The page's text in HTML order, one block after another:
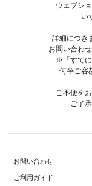
「ウェブシ
い
詳細につき
お問い合わ
※「すでに
何卒ご容
ご不便を
ご了
お問い合わせ
ご利用ガイド